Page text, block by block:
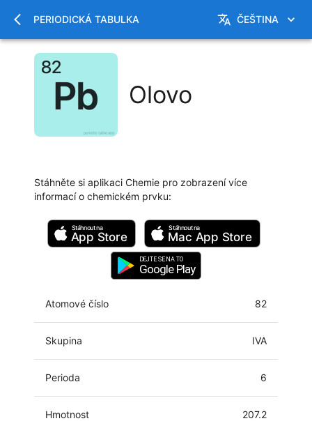
PERIODICKÁ TABULKA ČEŠTINA
Olovo
Stáhněte si aplikaci Chemie pro zobrazení více
informací o chemickém prvku:
Stáhnout na
App Store
Stáhnout na
Mac App Store
DEJTE SE NA TO
Google Play
Atomové číslo 82
Skupina IVA
Perioda 6
Hmotnost 207.2